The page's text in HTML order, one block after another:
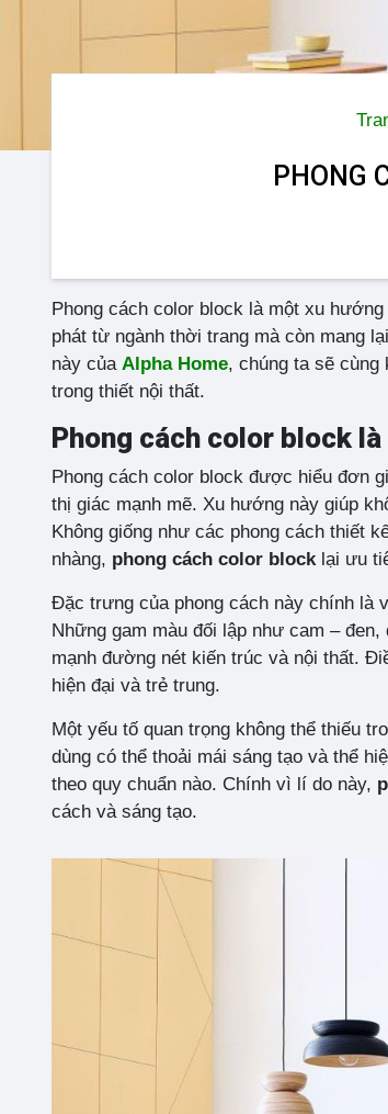
PHONG
Phong cách color block là một xu
phát từ ngành thời trang mà còn mang
này của Alpha Home, chúng ta sẽ cùng
trong thiết nội thất.
Phong cách color block là
Phong cách color block được hiểu đơn
thị giác mạnh mẽ. Xu hướng này giúp
Không giống như các phong cách thiết
nhàng, phong cách color block lại ưu
Đặc trưng của phong cách này chính là
Những gam màu đối lập như cam –
mạnh đường nét kiến trúc và nội thất.
hiện đại và trẻ trung.
Một yếu tố quan trọng không thể thiếu
dùng có thể thoải mái sáng tạo và thể
theo quy chuẩn nào. Chính vì lí do này,
cách và sáng tạo.